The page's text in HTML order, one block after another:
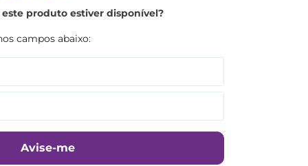
produto estiver disponível?
Avise-me